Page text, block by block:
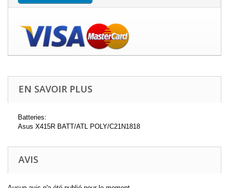
EN SAVOIR PLUS
Batteries:
Asus X415R BATT/ATL POLY/C21N1818
AVIS